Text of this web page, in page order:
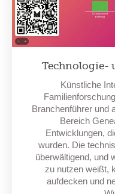
Technologie-
Künstliche
Branchenführer und
Bereich
Entwicklungen,
wurden. Die
überwältigend, und
zu nutzen weißt,
aufdecken und